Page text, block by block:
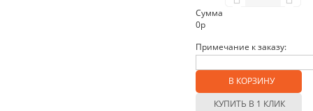
Сумма
0р
Примечание к заказу:
В КОРЗИНУ
КУПИТЬ В 1 КЛИК